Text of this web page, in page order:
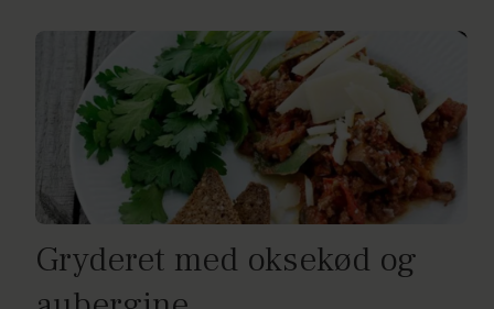
Gryderet med oksekød og